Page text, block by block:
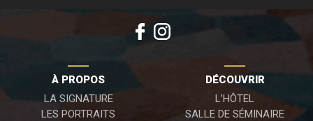
À PROPOS
LA SIGNATURE
LES PORTRAITS
DÉCOUVRIR
L’HÔTEL
SALLE DE SÉMINAIRE